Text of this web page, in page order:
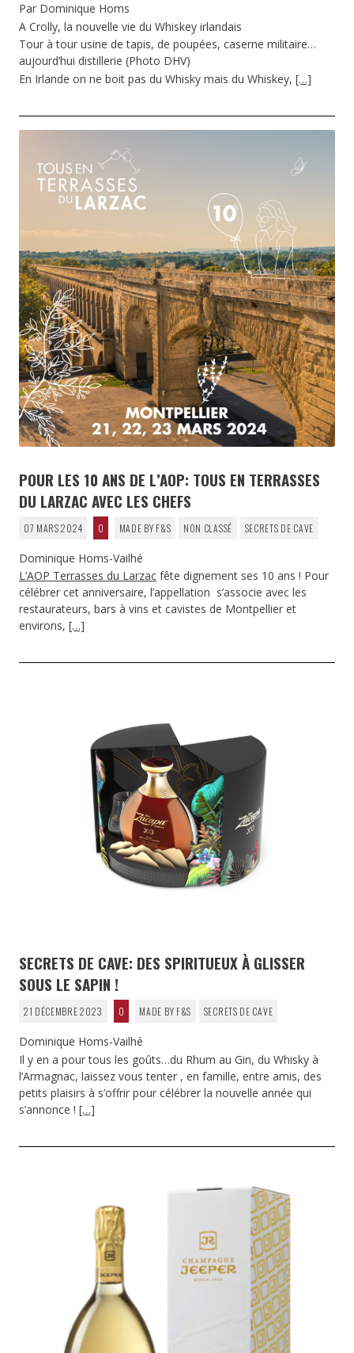
Par Dominique Homs
A Crolly, la nouvelle vie du Whiskey irlandais
Tour à tour usine de tapis, de poupées, caserne militaire…
aujourd’hui distillerie (Photo DHV)
En Irlande on ne boit pas du Whisky mais du Whiskey, […]
POUR LES 10 ANS DE L’AOP: TOUS EN TERRASSES
DU LARZAC AVEC LES CHEFS
07 MARS 2024 0 MADE BY F&S NON CLASSÉ SECRETS DE CAVE
Dominique Homs-Vailhé
L’AOP Terrasses du Larzac fête dignement ses 10 ans ! Pour
célébrer cet anniversaire, l’appellation s’associe avec les
restaurateurs, bars à vins et cavistes de Montpellier et
environs, […]
SECRETS DE CAVE: DES SPIRITUEUX À GLISSER
SOUS LE SAPIN !
21 DÉCEMBRE 2023 0 MADE BY F&S SECRETS DE CAVE
Dominique Homs-Vailhé
Il y en a pour tous les goûts…du Rhum au Gin, du Whisky à
l’Armagnac, laissez vous tenter , en famille, entre amis, des
petits plaisirs à s’offrir pour célébrer la nouvelle année qui
s’annonce ! […]